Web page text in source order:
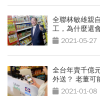
全聯林敏雄親
工，為什麼還
2021-05-27
全台年賣千億
外送？ 老董可
2021-01-08